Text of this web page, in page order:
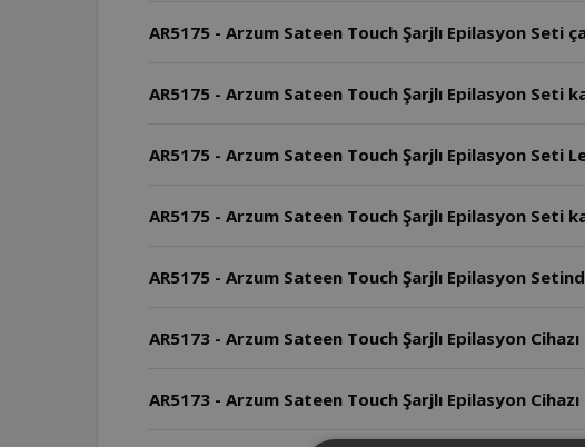
AR5175 - Arzum Sateen Touch Şarjlı Epilasyon Seti
AR5175 - Arzum Sateen Touch Şarjlı Epilasyon Seti
AR5175 - Arzum Sateen Touch Şarjlı Epilasyon Seti
AR5175 - Arzum Sateen Touch Şarjlı Epilasyon Seti
AR5175 - Arzum Sateen Touch Şarjlı Epilasyon
AR5173 - Arzum Sateen Touch Şarjlı Epilasyon Cihazı
AR5173 - Arzum Sateen Touch Şarjlı Epilasyon